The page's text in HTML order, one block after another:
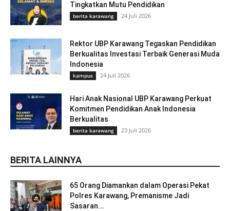
Tingkatkan Mutu Pendidikan
berita karawang 24 Juli 2026
Rektor UBP Karawang Tegaskan Pendidikan
Berkualitas Investasi Terbaik Generasi Muda
Indonesia
kampus 24 Juli 2026
Hari Anak Nasional UBP Karawang Perkuat
Komitmen Pendidikan Anak Indonesia
Berkualitas
berita karawang 23 Juli 2026
BERITA LAINNYA
65 Orang Diamankan dalam Operasi Pekat
Polres Karawang, Premanisme Jadi
Sasaran...